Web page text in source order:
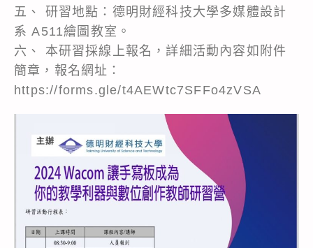
五、 研習地點：德明財經科技大學多媒體設計
系 A511繪圖教室。
六、 本研習採線上報名，詳細活動內容如附件
簡章，報名網址：
https://forms.gle/t4AEWtc7SFFo4zVSA